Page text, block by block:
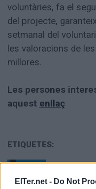
ElTer.net - Do Not
voluntàries, fa el
del projecte,
setmanal del
les valoracions de
millores.
Les persones
aquest enllaç
ETIQUETES:
Societat